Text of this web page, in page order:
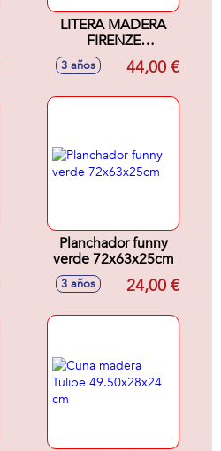
LITERA MADERA
FIRENZE
50x27,50x50 CM
CON ESCALERA.
3 años 44,00 €
Planchador funny
verde 72x63x25cm
3 años 24,00 €